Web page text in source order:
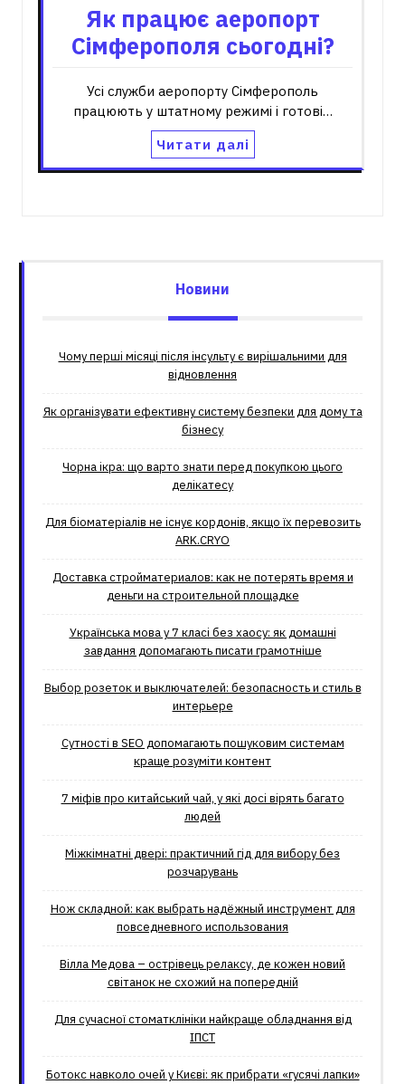
Як працює аеропорт
Сімферополя сьогодні?
Усі служби аеропорту Сімферополь
працюють у штатному режимі і готові…
Читати далі
Новини
Чому перші місяці після інсульту є вирішальними для
відновлення
Як організувати ефективну систему безпеки для дому та
бізнесу
Чорна ікра: що варто знати перед покупкою цього
делікатесу
Для біоматеріалів не існує кордонів, якщо їх перевозить
ARK.CRYO
Доставка стройматериалов: как не потерять время и
деньги на строительной площадке
Українська мова у 7 класі без хаосу: як домашні
завдання допомагають писати грамотніше
Выбор розеток и выключателей: безопасность и стиль в
интерьере
Сутності в SEO допомагають пошуковим системам
краще розуміти контент
7 міфів про китайський чай, у які досі вірять багато
людей
Міжкімнатні двері: практичний гід для вибору без
розчарувань
Нож складной: как выбрать надёжный инструмент для
повседневного использования
Вілла Медова – острівець релаксу, де кожен новий
світанок не схожий на попередній
Для сучасної стоматклініки найкраще обладнання від
ІПСТ
Ботокс навколо очей у Києві: як прибрати «гусячі лапки»